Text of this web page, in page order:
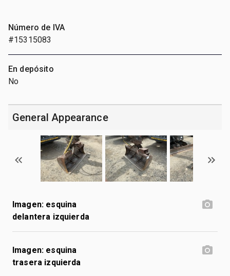
Número de IVA
#15315083
En depósito
No
General Appearance
Imagen: esquina
delantera izquierda
Imagen: esquina
trasera izquierda